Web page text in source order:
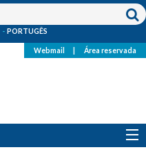
PORTUGÊS
Webmail Área reservada